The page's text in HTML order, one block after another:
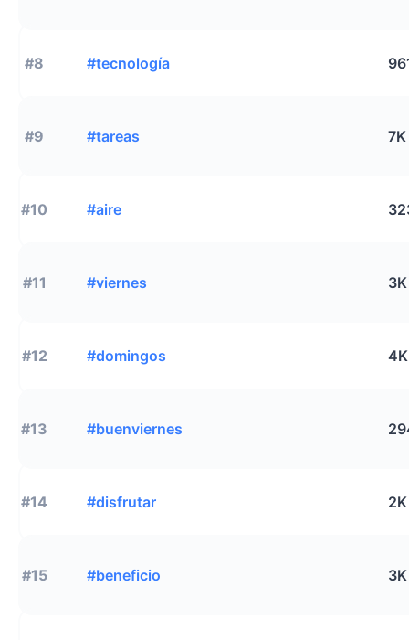
#8 #tecnología
#9 #tareas 7K
#10 #aire
#11 #viernes 3K
#12 #domingos 4K
#13 #buenviernes
#14 #disfrutar 2K
#15 #beneficio 3K